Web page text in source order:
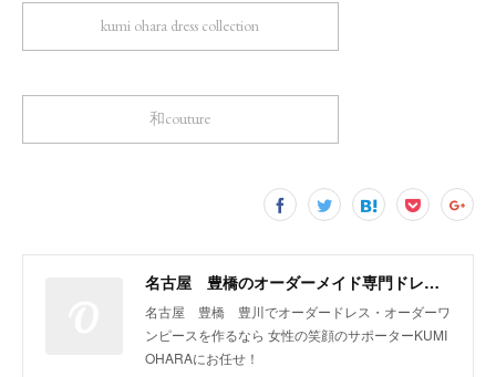
kumi ohara dress collection
和couture
名古屋 豊橋のオーダーメイド専門ドレスデザイナー KUMI OHARA
名古屋 豊橋 豊川でオーダードレス・オーダーワ
ンピースを作るなら 女性の笑顔のサポーターKUMI
OHARAにお任せ！